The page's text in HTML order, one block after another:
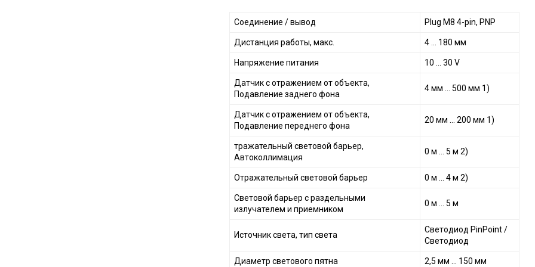
Cоединение / вывод Plug M8 4-pin, PNP
Дистанция работы, макс. 4 ... 180 мм
Напряжение питания 10 ... 30 V
Датчик с отражением от объекта,
Подавление заднего фона
4 мм ... 500 мм 1)
Датчик с отражением от объекта,
Подавление переднего фона
20 мм ... 200 мм 1)
тражательный световой барьер,
Автоколлимация
0 м ... 5 м 2)
Отражательный световой барьер 0 м ... 4 м 2)
Световой барьер с раздельными
излучателем и приемником
0 м ... 5 м
Источник света, тип света
Светодиод PinPoint /
Светодиод
Диаметр светового пятна 2,5 мм ... 150 мм